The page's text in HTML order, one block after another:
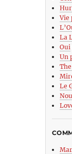
Vie
La
Oui
Un
Le